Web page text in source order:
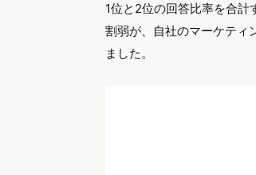
1位と2位の回答比率を合計
割弱が、自社のマーケティ
ました。